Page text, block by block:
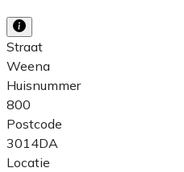
Straat
Weena
Huisnummer
800
Postcode
3014DA
Locatie